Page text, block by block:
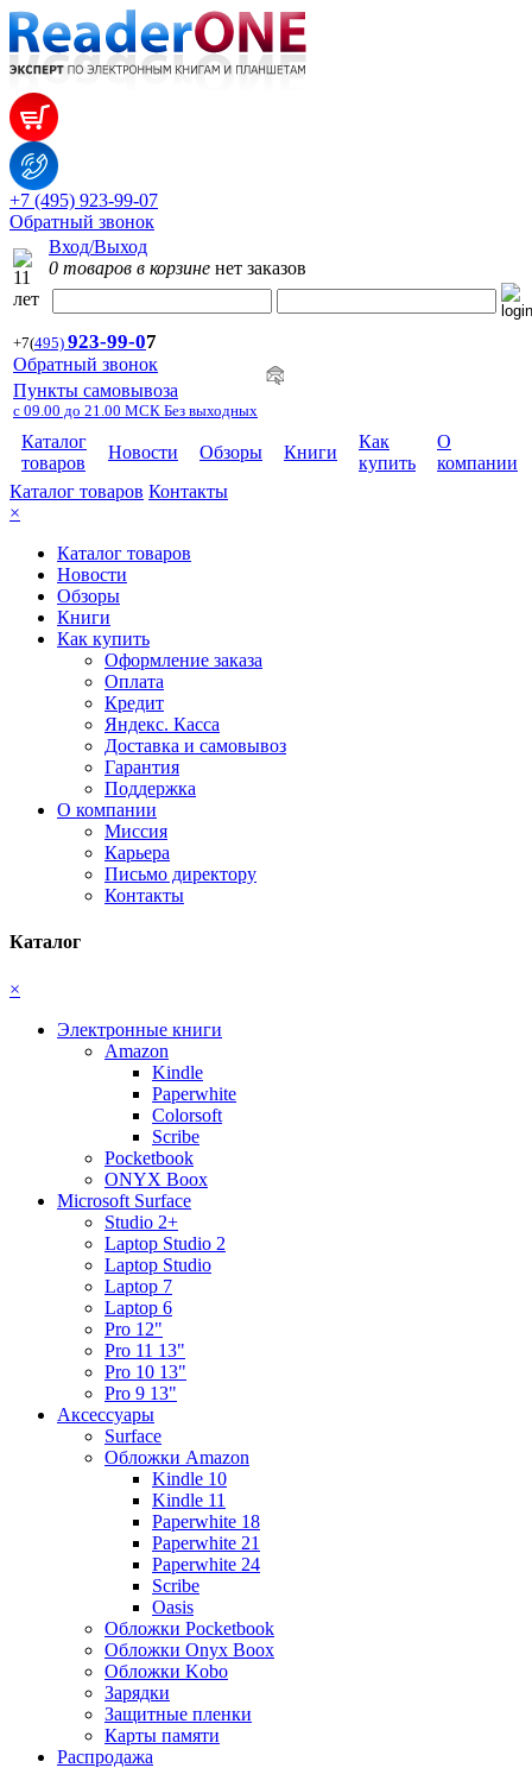
+7 (495) 923-99-07
Обратный звонок
Вход/Выход
0 товаров в корзине нет заказов
+7(495) 923-99-07
Обратный звонок
Пункты самовывоза
с 09.00 до 21.00 МСК Без выходных
Каталог
товаров
Новости Обзоры Книги
Как
купить
О
компании
Каталог товаров Контакты
×
Каталог товаров
Новости
Обзоры
Книги
Как купить
Оформление заказа
Оплата
Кредит
Яндекс. Касса
Доставка и самовывоз
Гарантия
Поддержка
О компании
Миссия
Карьера
Письмо директору
Контакты
Каталог
×
Электронные книги
Amazon
Kindle
Paperwhite
Colorsoft
Scribe
Pocketbook
ONYX Boox
Microsoft Surface
Studio 2+
Laptop Studio 2
Laptop Studio
Laptop 7
Laptop 6
Pro 12"
Pro 11 13"
Pro 10 13"
Pro 9 13"
Аксессуары
Surface
Обложки Amazon
Kindle 10
Kindle 11
Paperwhite 18
Paperwhite 21
Paperwhite 24
Scribe
Oasis
Обложки Pocketbook
Обложки Onyx Boox
Обложки Kobo
Зарядки
Защитные пленки
Карты памяти
Распродажа